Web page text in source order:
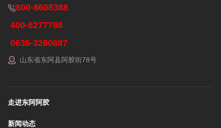
800-8608388
400-6277788
0635-3260887
山东省东阿县阿胶街78号
走进东阿阿胶
新闻动态